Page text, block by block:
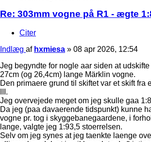
Re: 303mm vogne på R1 - ægte
Citer
Indlæg af hxmiesa » 08 apr 2026, 12:54
Jeg begyndte for nogle aar siden at
27cm (og 26,4cm) lange Märklin vogne.
Den primaere grund til skiftet var et skift fra
III.
Jeg overvejede meget om jeg skulle gaa
Da jeg (paa davaerende tidspunkt) kunne
vogne pr. tog i skyggebanegaardene, i
lange, valgte jeg 1:93,5 stoerrelsen.
Selv om jeg synes at jeg taenkte laenge